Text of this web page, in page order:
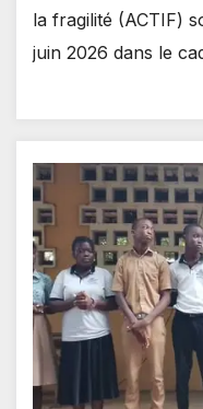
la fragilité (ACTIF)
juin 2026 dans le